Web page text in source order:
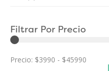
Filtrar Por Precio
Precio: